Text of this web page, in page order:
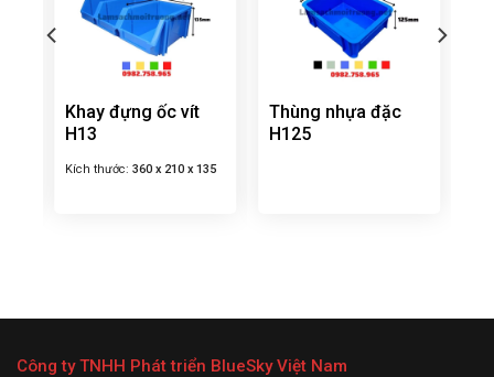
Khay đựng ốc vít
H13
Kích thước:360 x 210 x 135
Thùng nhựa đặc
H125
Công ty TNHH Phát triển BlueSky Việt Nam